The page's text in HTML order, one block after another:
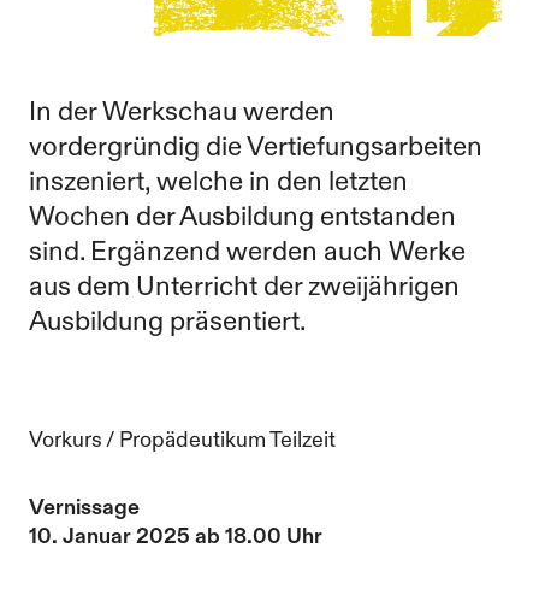
In der Werkschau werden
vordergründig die Vertiefungsarbeiten
inszeniert, welche in den letzten
Wochen der Ausbildung entstanden
sind. Ergänzend werden auch Werke
aus dem Unterricht der zweijährigen
Ausbildung präsentiert.
Vorkurs / Propädeutikum Teilzeit
Vernissage
10. Januar 2025 ab 18.00 Uhr